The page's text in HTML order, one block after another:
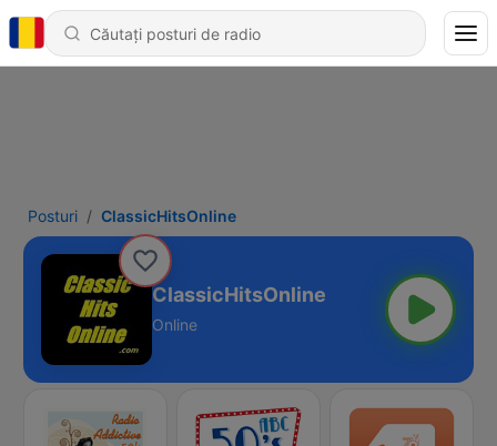
Posturi ClassicHitsOnline
ClassicHitsOnline
Online